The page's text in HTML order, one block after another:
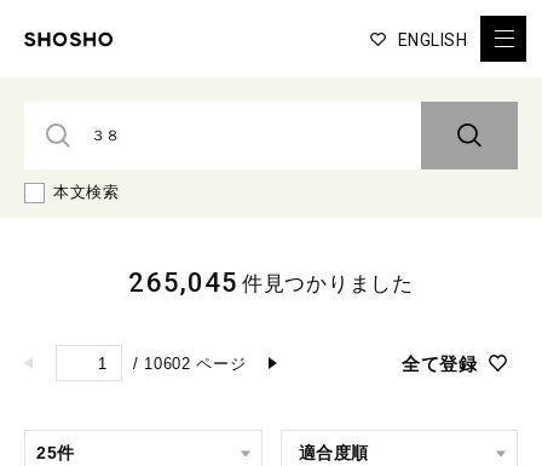
ENGLISH
本文検索
/ 10602 ページ 全て登録
265,045 件見つかりました